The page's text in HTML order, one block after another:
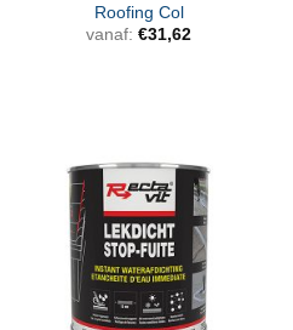
Roofing Col
vanaf: €31,62